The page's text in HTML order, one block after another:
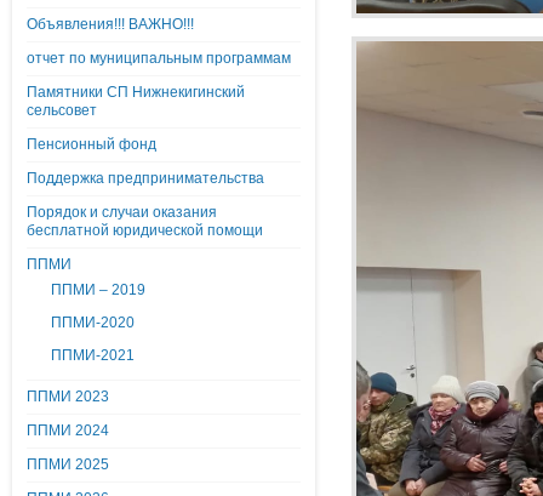
Объявления!!! ВАЖНО!!!
отчет по муниципальным программам
Памятники СП Нижнекигинский
сельсовет
Пенсионный фонд
Поддержка предпринимательства
Порядок и случаи оказания
бесплатной юридической помощи
ППМИ
ППМИ – 2019
ППМИ-2020
ППМИ-2021
ППМИ 2023
ППМИ 2024
ППМИ 2025